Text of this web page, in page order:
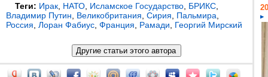
Теги: Ирак НАТО Исламское Государство БРИКС
Владимир Путин
Великобритания Сирия Пальмира
Россия Лоран Фабиус Франция Рамади Георгий Мирский